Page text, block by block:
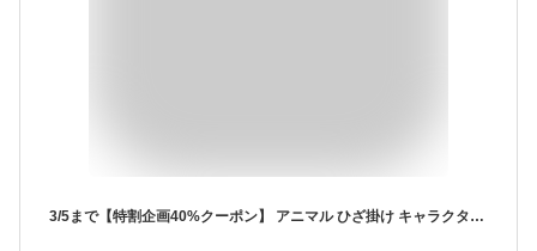
3/5まで【特割企画40%クーポン】 アニマル ひざ掛け キャラクターブランケット ブランケット どうぶつ ふわふわブランケット くるくる かわいい ボア キャラクター 冷房対策 膝掛け ひざかけ モコモコ ふわふわ 大判 冬 オフィス ぬいぐるみ ふわモコ クマ 食事 30代